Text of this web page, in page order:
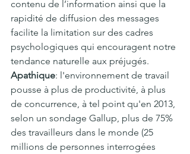
contenu de l’information ainsi que la
rapidité de diffusion des messages
facilite la limitation sur des cadres
psychologiques qui encouragent notre
tendance naturelle aux préjugés.
Apathique: l'environnement de travail
pousse à plus de productivité, à plus
de concurrence, à tel point qu'en 2013,
selon un sondage Gallup, plus de 75%
des travailleurs dans le monde (25
millions de personnes interrogées